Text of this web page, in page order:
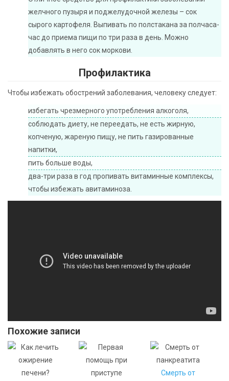
желчного пузыря и поджелудочной железы – сок
сырого картофеля. Выпивать по полстакана за полчаса-
час до приема пищи по три раза в день. Можно
добавлять в него сок моркови.
Профилактика
Чтобы избежать обострений заболевания, человеку следует:
избегать чрезмерного употребления алкоголя,
соблюдать диету, не переедать, не есть жирную,
копченую, жареную пищу, не пить газированные
напитки,
пить больше воды,
два-три раза в год пропивать витаминные комплексы,
чтобы избежать авитаминоза.
Похожие записи
Смерть от